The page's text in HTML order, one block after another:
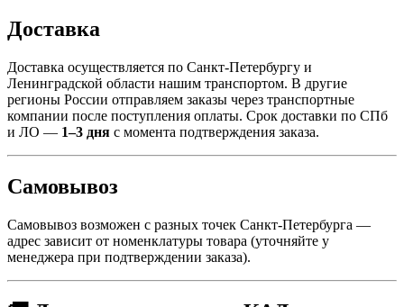
Доставка
Доставка осуществляется по Санкт-Петербургу и
Ленинградской области нашим транспортом. В другие
регионы России отправляем заказы через транспортные
компании после поступления оплаты. Срок доставки по СПб
и ЛО — 1–3 дня с момента подтверждения заказа.
Самовывоз
Самовывоз возможен с разных точек Санкт-Петербурга —
адрес зависит от номенклатуры товара (уточняйте у
менеджера при подтверждении заказа).